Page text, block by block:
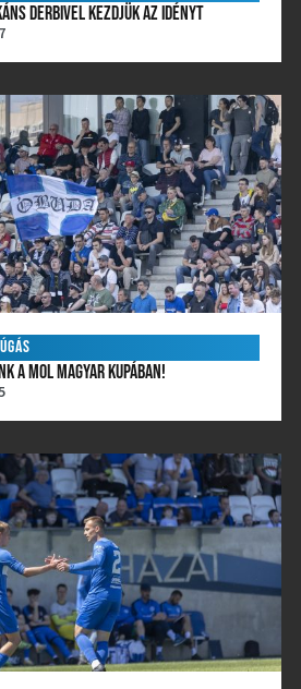
DERBIVEL KEZDJÜK AZ IDÉNYT
A MOL MAGYAR KUPÁBAN!